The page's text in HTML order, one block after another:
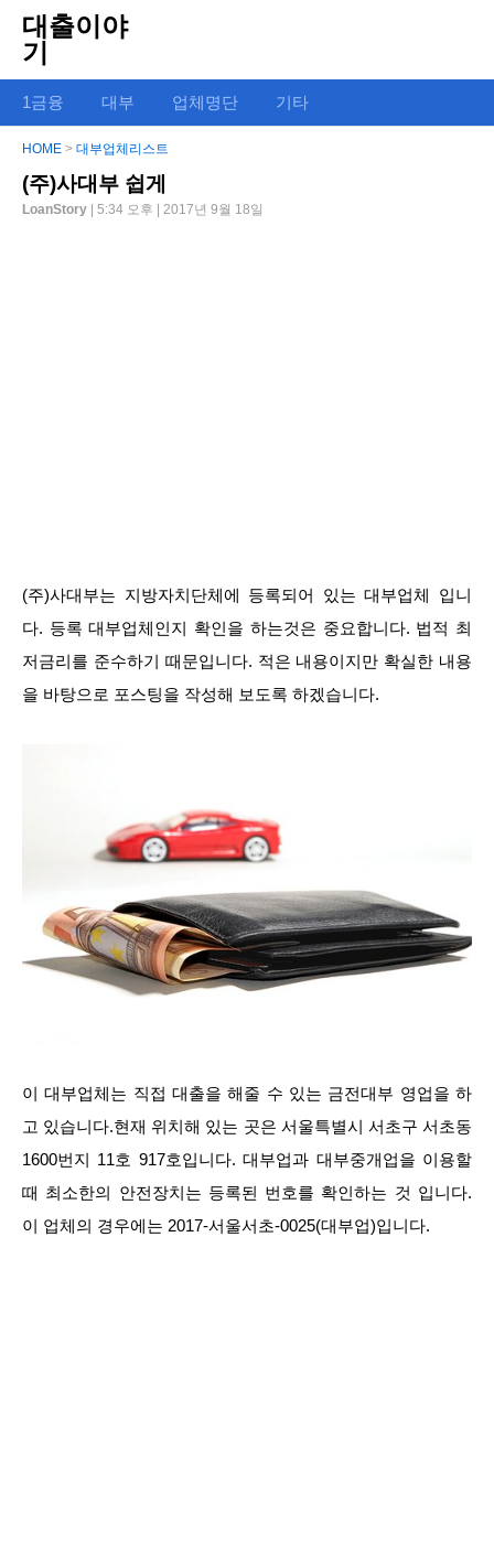
대출이야
기
1금융 대부 업체명단 기타
HOME > 대부업체리스트
(주)사대부 쉽게
LoanStory | 5:34 오후 | 2017년 9월 18일
(주)사대부는 지방자치단체에 등록되어 있는 대부업체 입니
다. 등록 대부업체인지 확인을 하는것은 중요합니다. 법적 최
저금리를 준수하기 때문입니다. 적은 내용이지만 확실한 내용
을 바탕으로 포스팅을 작성해 보도록 하겠습니다.
이 대부업체는 직접 대출을 해줄 수 있는 금전대부 영업을 하
고 있습니다.현재 위치해 있는 곳은 서울특별시 서초구 서초동
1600번지 11호 917호입니다. 대부업과 대부중개업을 이용할
때 최소한의 안전장치는 등록된 번호를 확인하는 것 입니다.
이 업체의 경우에는 2017-서울서초-0025(대부업)입니다.